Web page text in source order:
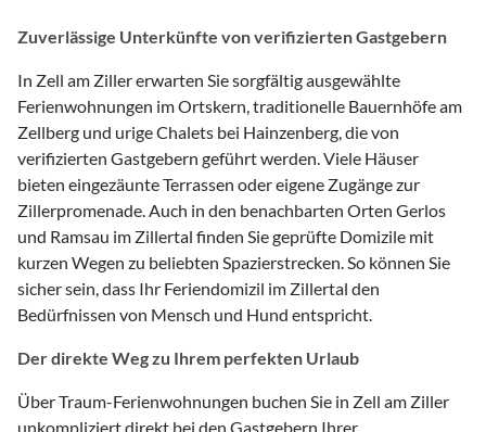
Zuverlässige Unterkünfte von verifizierten Gastgebern
In Zell am Ziller erwarten Sie sorgfältig ausgewählte
Ferienwohnungen im Ortskern, traditionelle Bauernhöfe am
Zellberg und urige Chalets bei Hainzenberg, die von
verifizierten Gastgebern geführt werden. Viele Häuser
bieten eingezäunte Terrassen oder eigene Zugänge zur
Zillerpromenade. Auch in den benachbarten Orten Gerlos
und Ramsau im Zillertal finden Sie geprüfte Domizile mit
kurzen Wegen zu beliebten Spazierstrecken. So können Sie
sicher sein, dass Ihr Feriendomizil im Zillertal den
Bedürfnissen von Mensch und Hund entspricht.
Der direkte Weg zu Ihrem perfekten Urlaub
Über Traum-Ferienwohnungen buchen Sie in Zell am Ziller
unkompliziert direkt bei den Gastgebern Ihrer